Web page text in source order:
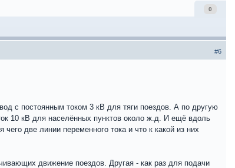
0
#6
с постоянным током 3 кВ для тяги поездов. А по другую
10 кВ для населённых пунктов около ж.д. И ещё вдоль
две линии переменного тока и что к какой из них
движение поездов. Другая - как раз для подачи